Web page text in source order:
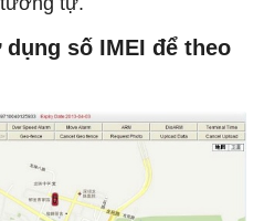
số IMEI để theo